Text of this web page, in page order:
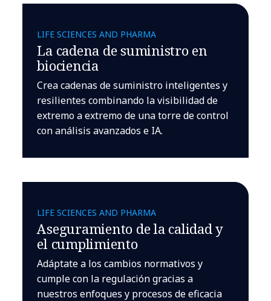
LIFE SCIENCES AND PHARMA
La cadena de suministro en
biociencia
Crea cadenas de suministro inteligentes y
resilientes combinando la visibilidad de
extremo a extremo de una torre de control
con análisis avanzados e IA.
LIFE SCIENCES AND PHARMA
Aseguramiento de la calidad y
el cumplimiento
Adáptate a los cambios normativos y
cumple con la regulación gracias a
nuestros enfoques y procesos de eficacia